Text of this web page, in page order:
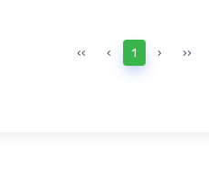
‹‹ ‹ 1 › ››